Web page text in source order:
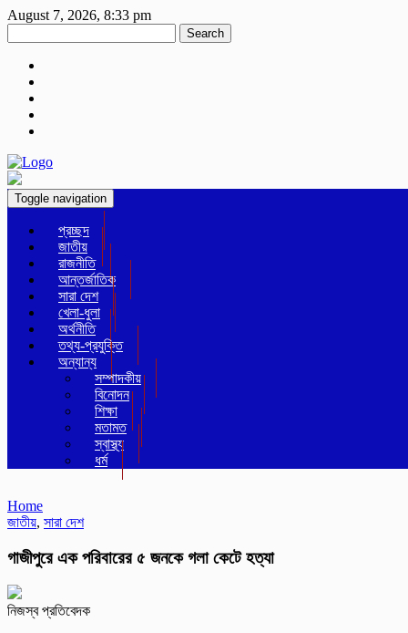
August 7, 2026, 8:33 pm
Search
Toggle navigation
প্রচ্ছদ
জাতীয়
রাজনীতি
আন্তর্জাতিক
সারা দেশ
খেলা-ধুলা
অর্থনীতি
তথ্য-প্রযুক্তি
অন্যান্য
সম্পাদকীয়
বিনোদন
শিক্ষা
মতামত
স্বাস্থ্য
ধর্ম
Home
জাতীয়, সারা দেশ
গাজীপুরে এক পরিবারের ৫ জনকে গলা কেটে হত্যা
নিজস্ব প্রতিবেদক